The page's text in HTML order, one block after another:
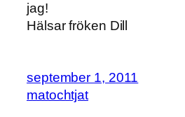
jag!
Hälsar fröken Dill
september 1, 2011
matochtjat